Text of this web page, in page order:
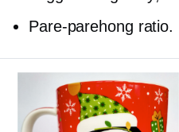
Pare-parehong ratio.